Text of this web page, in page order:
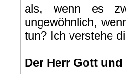
als, wenn es
ungewöhnlich,
tun? Ich verstehe
Der Herr Gott